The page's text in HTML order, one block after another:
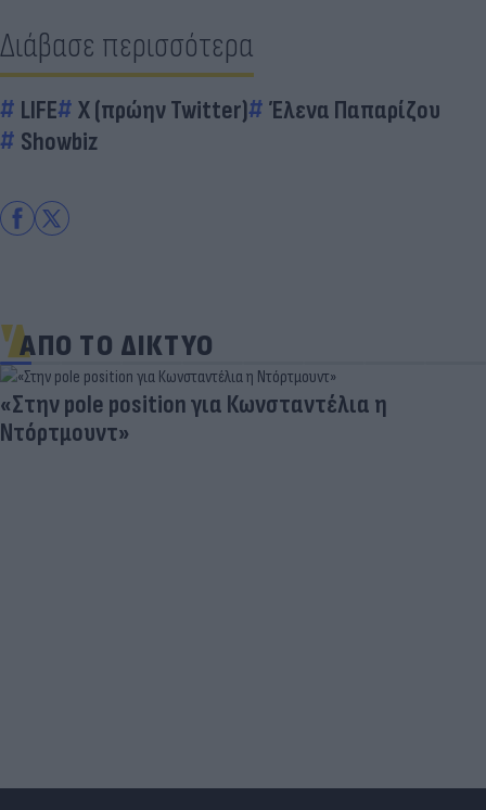
Διάβασε περισσότερα
LIFE X (πρώην Twitter)
Έλενα Παπαρίζου
Showbiz
ΑΠΟ ΤΟ ΔΙΚΤΥΟ
«Στην pole position για Κωνσταντέλια η
Ντόρτμουντ»